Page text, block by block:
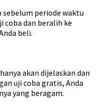
sebelum periode waktu
coba dan beralih ke
beli.
akan dijelaskan dan
uji coba gratis, Anda
yang beragam.